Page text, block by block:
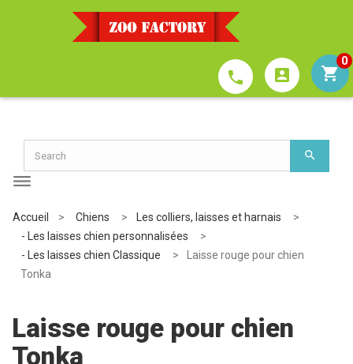
0
account_box
phone
Accueil > Chiens > Les colliers, laisses et harnais
>
- Les laisses chien personnalisées
>
- Les laisses chien Classique
>
Laisse rouge pour chien
Tonka
Laisse rouge pour chien
Tonka